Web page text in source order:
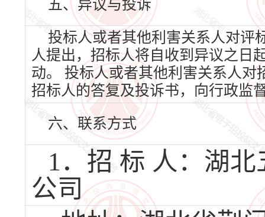
五、异议与投诉
投标人或者其他利害关系人对评
人提出，招标人将自收到异议之日
动。 投标人或者其他利害关系人
招标人的答复及投诉书，向行政监
六、联系方式
1．招 标 人：湖
公司